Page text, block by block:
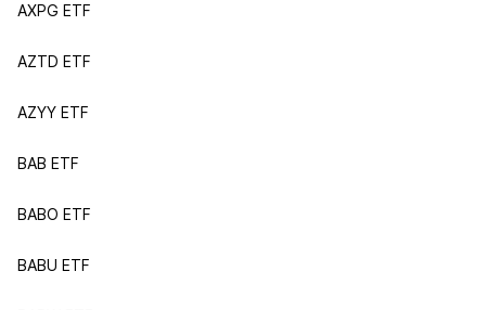
AXPG ETF
AZTD ETF
AZYY ETF
BAB ETF
BABO ETF
BABU ETF